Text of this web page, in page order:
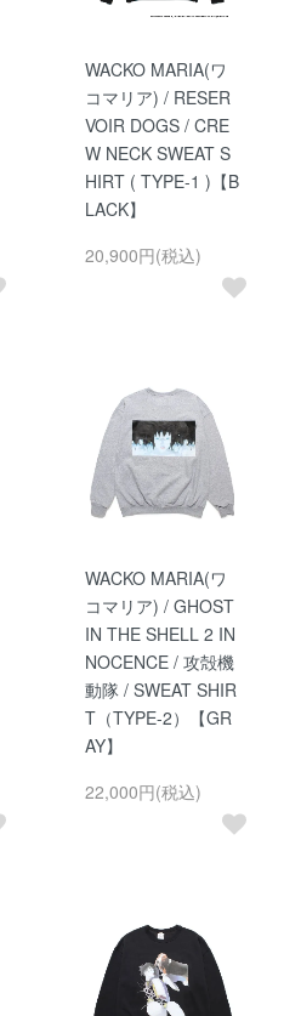
WACKO MARIA(ワ
コマリア) / RESER
VOIR DOGS / CRE
W NECK SWEAT S
HIRT ( TYPE-1 )【B
LACK】
20,900円(税込)
WACKO MARIA(ワ
コマリア) / GHOST
IN THE SHELL 2 IN
NOCENCE / 攻殻機
動隊 / SWEAT SHIR
T（TYPE-2）【GR
AY】
22,000円(税込)